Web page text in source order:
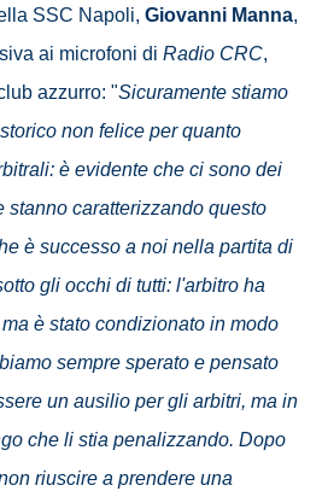
SSC Napoli, Giovanni Manna,
ai microfoni di Radio CRC,
azzurro: "Sicuramente stiamo
non felice per quanto
è evidente che ci sono dei
stanno caratterizzando questo
è successo a noi nella partita di
gli occhi di tutti: l'arbitro ha
è stato condizionato in modo
sempre sperato e pensato
un ausilio per gli arbitri, ma in
che li stia penalizzando. Dopo
riuscire a prendere una